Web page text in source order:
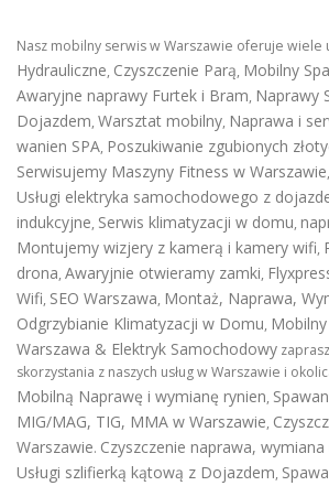
Nasz mobilny serwis w Warszawie oferuje wiele
Hydrauliczne, Czyszczenie Parą, Mobilny
Awaryjne naprawy Furtek i Bram, Naprawy
Dojazdem, Warsztat mobilny, Naprawa i
wanien SPA, Poszukiwanie zgubionych
Serwisujemy Maszyny Fitness w Warszawie,
Usługi elektryka samochodowego z
indukcyjne, Serwis klimatyzacji w domu,
Montujemy wizjery z kamerą i kamery wifi,
drona, Awaryjnie otwieramy zamki,
Wifi, SEO Warszawa, Montaż, Naprawa,
Odgrzybianie Klimatyzacji w Domu,
Warszawa & Elektryk Samochodowy
skorzystania z naszych usług w Warszawie i
Mobilną Naprawę i wymianę rynien,
MIG/MAG, TIG, MMA w Warszawie,
Warszawie. Czyszczenie naprawa,
Usługi szlifierką kątową z Dojazdem,